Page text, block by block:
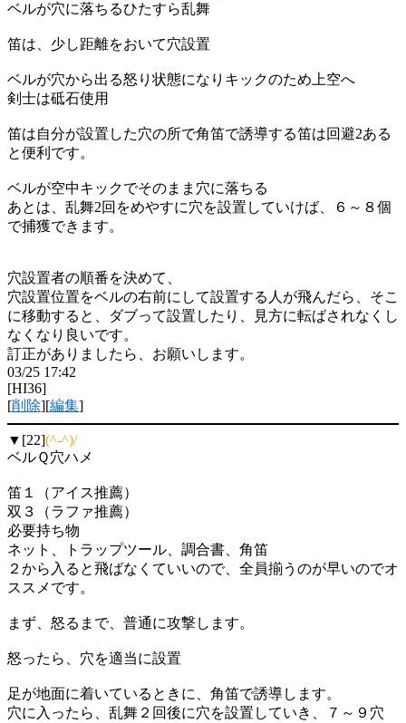
ベルが穴に落ちるひたすら乱舞
笛は、少し距離をおいて穴設置
ベルが穴から出る怒り状態になりキックのため上空へ
剣士は砥石使用
笛は自分が設置した穴の所で角笛で誘導する笛は回避2ある
と便利です。
ベルが空中キックでそのまま穴に落ちる
あとは、乱舞2回をめやすに穴を設置していけば、６～８個
で捕獲できます。
穴設置者の順番を決めて、
穴設置位置をベルの右前にして設置する人が飛んだら、そこ
に移動すると、ダブって設置したり、見方に転ばされなくし
なくなり良いです。
訂正がありましたら、お願いします。
03/25 17:42
[HI36]
[削除][編集]
▼[22](^-^)/
ベルＱ穴ハメ
笛１（アイス推薦）
双３（ラファ推薦）
必要持ち物
ネット、トラップツール、調合書、角笛
２から入ると飛ばなくていいので、全員揃うのが早いのでオ
ススメです。
まず、怒るまで、普通に攻撃します。
怒ったら、穴を適当に設置
足が地面に着いているときに、角笛で誘導します。
穴に入ったら、乱舞２回後に穴を設置していき、７～９穴